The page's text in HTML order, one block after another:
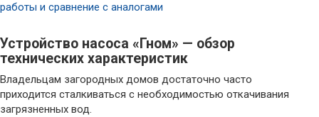
работы и сравнение с аналогами
Устройство насоса «Гном» — обзор
технических характеристик
Владельцам загородных домов достаточно часто
приходится сталкиваться с необходимостью откачивания
загрязненных вод.